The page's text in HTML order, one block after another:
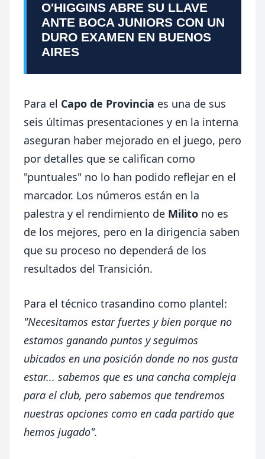
O'HIGGINS ABRE SU LLAVE
ANTE BOCA JUNIORS CON UN
DURO EXAMEN EN BUENOS
AIRES
Para el Capo de Provincia es una de sus
seis últimas presentaciones y en la interna
aseguran haber mejorado en el juego, pero
por detalles que se califican como
"puntuales" no lo han podido reflejar en el
marcador. Los números están en la
palestra y el rendimiento de Milito no es
de los mejores, pero en la dirigencia saben
que su proceso no dependerá de los
resultados del Transición.
Para el técnico trasandino como plantel:
"Necesitamos estar fuertes y bien porque no
estamos ganando puntos y seguimos
ubicados en una posición donde no nos gusta
estar... sabemos que es una cancha compleja
para el club, pero sabemos que tendremos
nuestras opciones como en cada partido que
hemos jugado".